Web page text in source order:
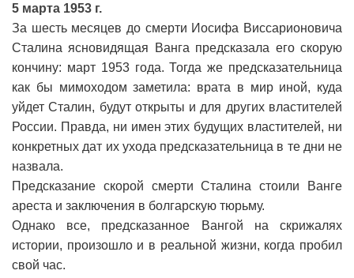
5 марта 1953 г.
За шесть месяцев до смерти Иосифа Виссарионовича
Сталина ясновидящая Ванга предсказала его скорую
кончину: март 1953 года. Тогда же предсказательница
как бы мимоходом заметила: врата в мир иной, куда
уйдет Сталин, будут открыты и для других властителей
России. Правда, ни имен этих будущих властителей, ни
конкретных дат их ухода предсказательница в те дни не
назвала.
Предсказание скорой смерти Сталина стоили Ванге
ареста и заключения в болгарскую тюрьму.
Однако все, предсказанное Вангой на скрижалях
истории, произошло и в реальной жизни, когда пробил
свой час.